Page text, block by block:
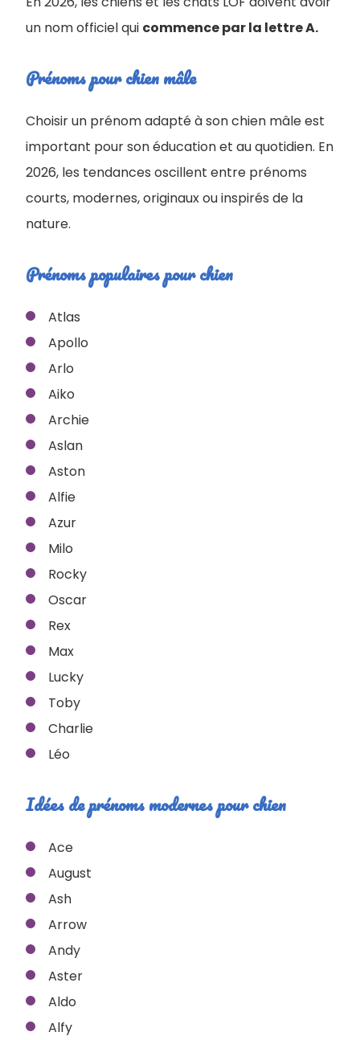
un nom officiel qui commence par la lettre A.
Prénoms pour chien mâle
Choisir un prénom adapté à son chien mâle est
important pour son éducation et au quotidien. En
2026, les tendances oscillent entre prénoms
courts, modernes, originaux ou inspirés de la
nature.
Prénoms populaires pour chien
Atlas
Apollo
Arlo
Aiko
Archie
Aslan
Aston
Alfie
Azur
Milo
Rocky
Oscar
Rex
Max
Lucky
Toby
Charlie
Léo
Idées de prénoms modernes pour chien
Ace
August
Ash
Arrow
Andy
Aster
Aldo
Alfy